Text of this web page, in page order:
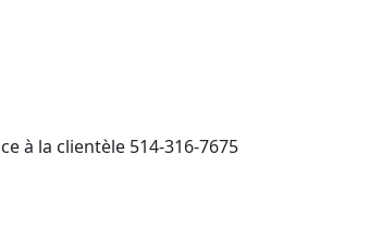
à la clientèle 514-316-7675